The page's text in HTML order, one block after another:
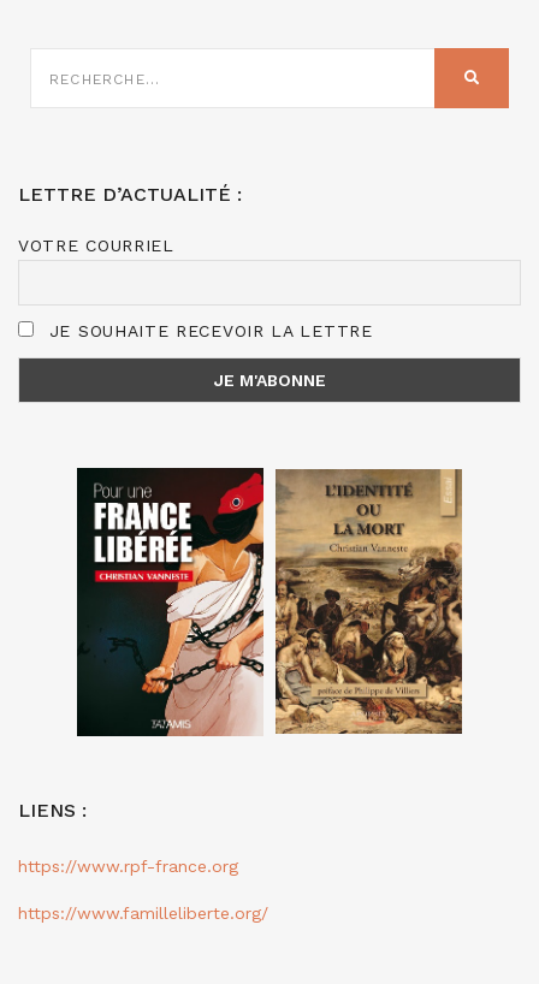
SUR
LETTRE D’ACTUALITÉ :
VOTRE COURRIEL
JE SOUHAITE RECEVOIR LA LETTRE
LIENS :
https://www.rpf-france.org
https://www.familleliberte.org/